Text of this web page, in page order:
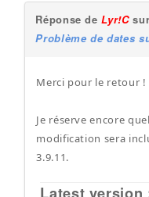
Réponse deLyr!C
Problème de dates
Merci pour le retour !
Je réserve encore
modification sera
3.9.11.